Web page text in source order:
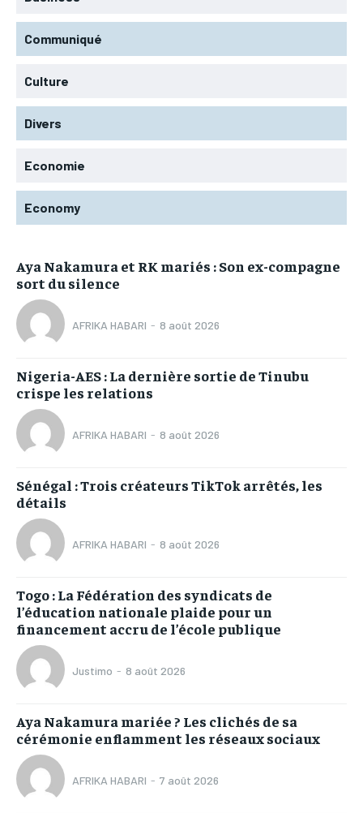
Communiqué
Culture
Divers
Economie
Economy
Aya Nakamura et RK mariés : Son ex-compagne
sort du silence
AFRIKA HABARI - 8 août 2026
Nigeria-AES : La dernière sortie de Tinubu
crispe les relations
AFRIKA HABARI - 8 août 2026
Sénégal : Trois créateurs TikTok arrêtés, les
détails
AFRIKA HABARI - 8 août 2026
Togo : La Fédération des syndicats de
l’éducation nationale plaide pour un
financement accru de l’école publique
Justimo - 8 août 2026
Aya Nakamura mariée ? Les clichés de sa
cérémonie enflamment les réseaux sociaux
AFRIKA HABARI - 7 août 2026